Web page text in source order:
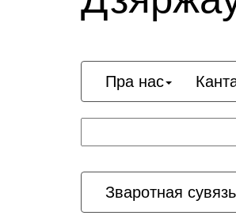
Пра нас
Зваротная сувязь